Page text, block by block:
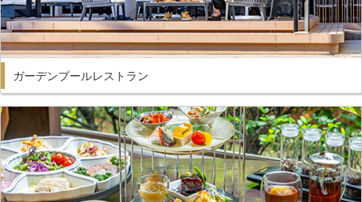
ガーデンプールレストラン